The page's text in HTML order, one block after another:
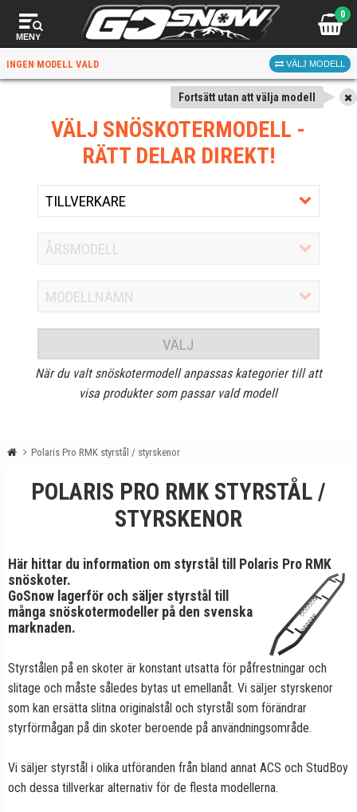
MENY
0
INGEN MODELL VALD VÄLJ MODELL
Fortsätt utan att välja modell
VÄLJ SNÖSKOTERMODELL -
RÄTT DELAR DIREKT!
VÄLJ
När du valt snöskotermodell anpassas kategorier till att
visa produkter som passar vald modell
Polaris Pro RMK styrstål / styrskenor
POLARIS PRO RMK STYRSTÅL /
STYRSKENOR
Här hittar du information om styrstål till Polaris Pro RMK
snöskoter.
GoSnow lagerför och säljer styrstål till
många snöskotermodeller på den svenska
marknaden.
Styrstålen på en skoter är konstant utsatta för påfrestningar och
slitage och måste således bytas ut emellanåt. Vi säljer styrskenor
som kan ersätta slitna originalstål och styrstål som förändrar
styrförmågan på din skoter beroende på användningsområde.
Vi säljer styrstål i olika utföranden från bland annat ACS och StudBoy
och dessa tillverkar alternativ för de flesta modellerna.